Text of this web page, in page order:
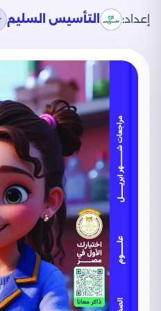
إعداد: التأسيس السليم